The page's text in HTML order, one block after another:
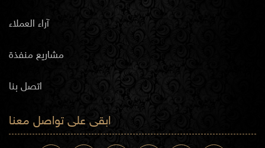
آراء العملاء
مشاريع منفذة
اتصل بنا
ابقى على تواصل معنا